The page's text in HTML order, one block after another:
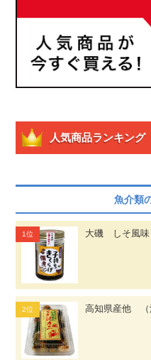
人気商品ランキング
魚介類
大磯 しそ風味
高知県産他 （